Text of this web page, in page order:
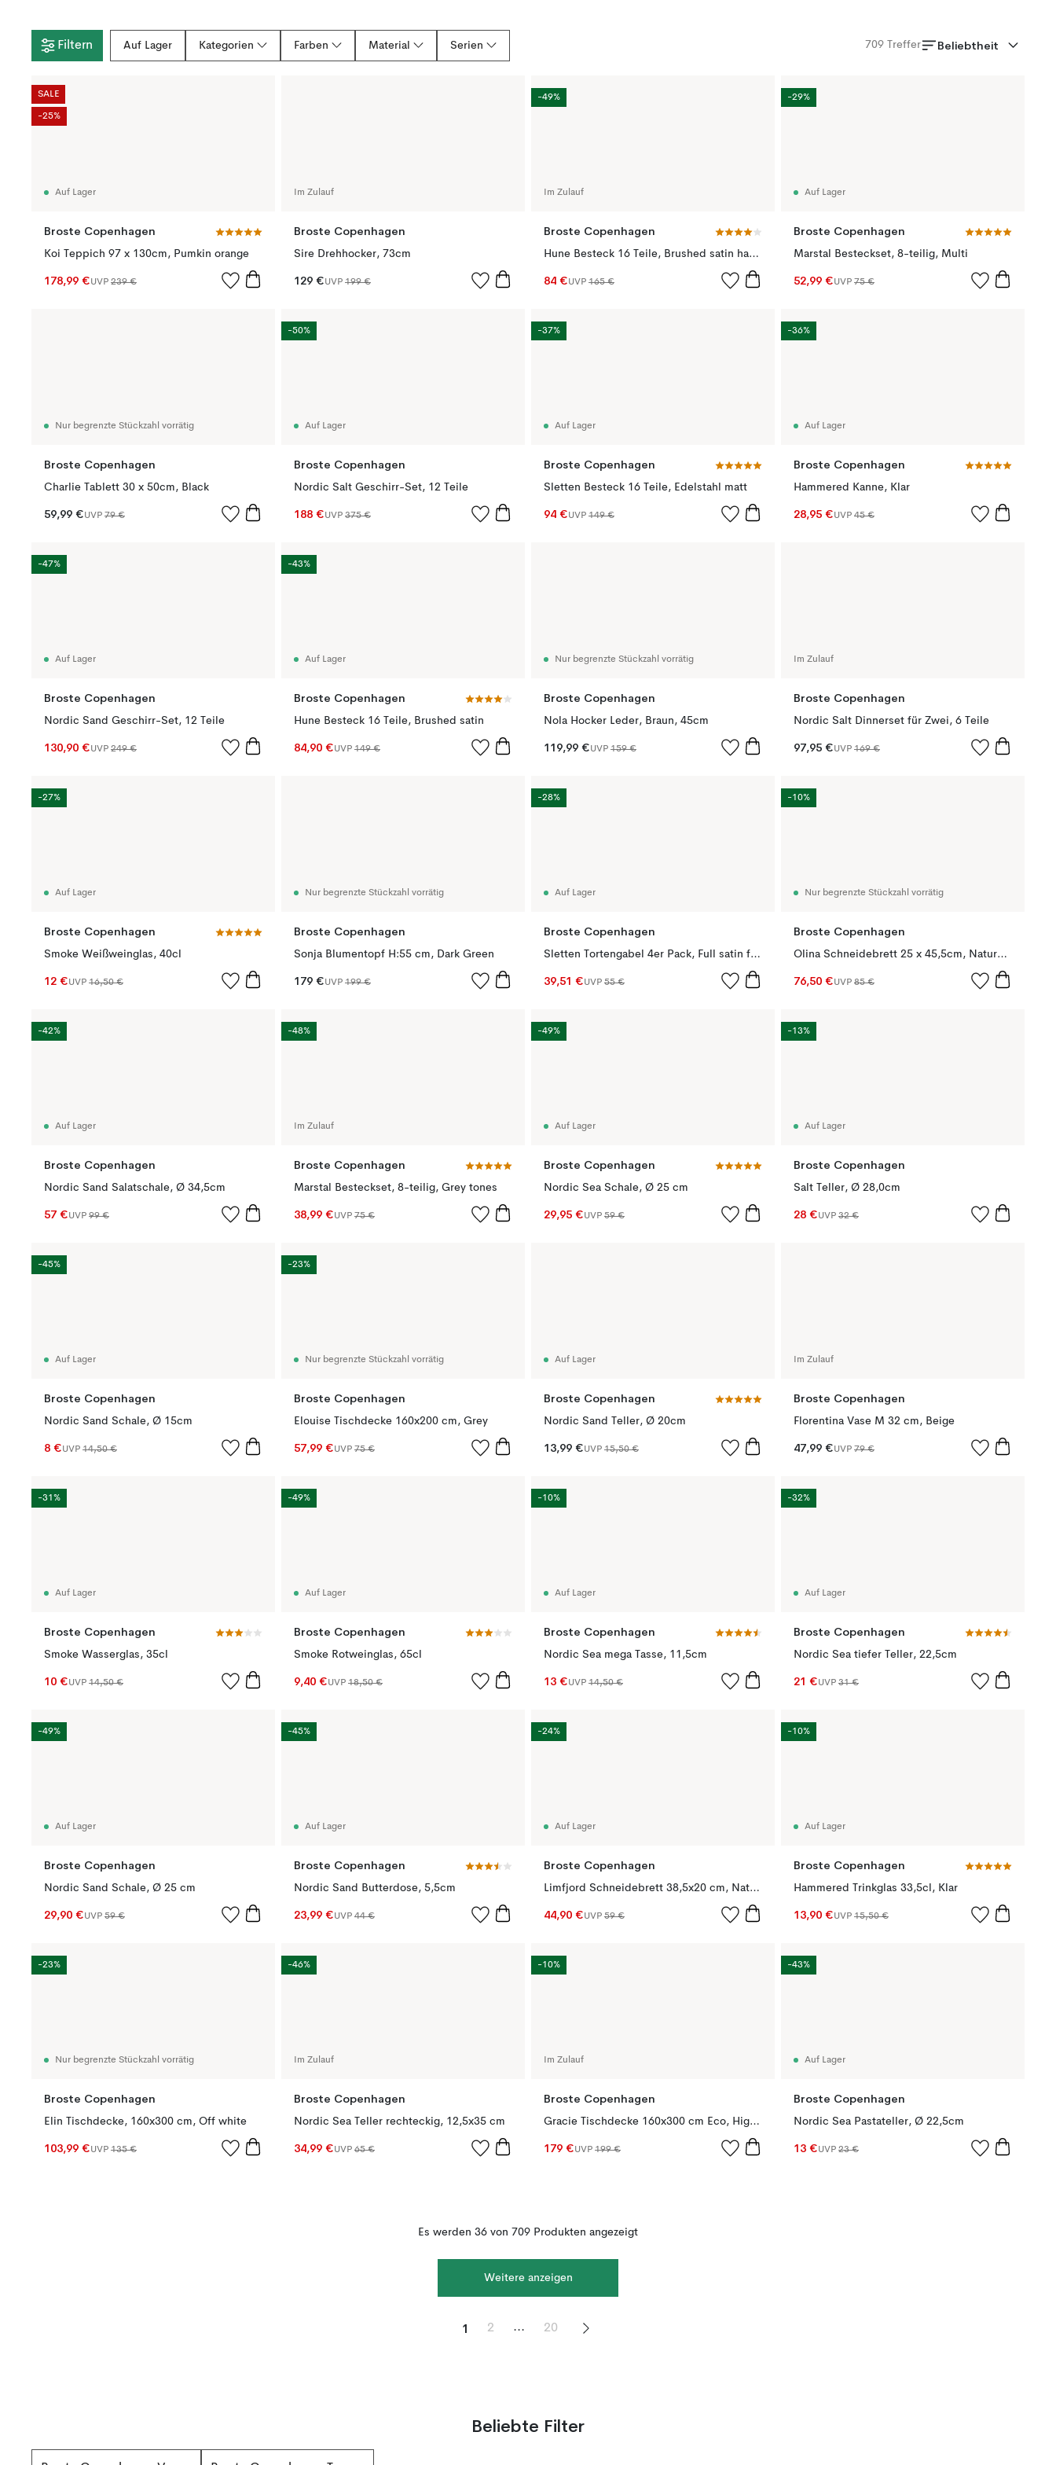
Filtern Auf Lager Kategorien Farben Material Serien 709 Treffer Beliebtheit
Auf Lager
Broste Copenhagen
Koi Teppich 97 x 130cm, Pumkin orange
178,99 €UVP 239 €
SALE
-25%
Im Zulauf
Broste Copenhagen
Sire Drehhocker, 73cm
129 €UVP 199 €
Im Zulauf
Broste Copenhagen
Hune Besteck 16 Teile, Brushed satin hammered
84 €UVP 165 €
-49%
Auf Lager
Broste Copenhagen
Marstal Besteckset, 8-teilig, Multi
52,99 €UVP 75 €
-29%
Nur begrenzte Stückzahl vorrätig
Broste Copenhagen
Charlie Tablett 30 x 50cm, Black
59,99 €UVP 79 €
Auf Lager
Broste Copenhagen
Nordic Salt Geschirr-Set, 12 Teile
188 €UVP 375 €
-50%
Auf Lager
Broste Copenhagen
Sletten Besteck 16 Teile, Edelstahl matt
94 €UVP 149 €
-37%
Auf Lager
Broste Copenhagen
Hammered Kanne, Klar
28,95 €UVP 45 €
-36%
Auf Lager
Broste Copenhagen
Nordic Sand Geschirr-Set, 12 Teile
130,90 €UVP 249 €
-47%
Auf Lager
Broste Copenhagen
Hune Besteck 16 Teile, Brushed satin
84,90 €UVP 149 €
-43%
Nur begrenzte Stückzahl vorrätig
Broste Copenhagen
Nola Hocker Leder, Braun, 45cm
119,99 €UVP 159 €
Im Zulauf
Broste Copenhagen
Nordic Salt Dinnerset für Zwei, 6 Teile
97,95 €UVP 169 €
Auf Lager
Broste Copenhagen
Smoke Weißweinglas, 40cl
12 €UVP 16,50 €
-27%
Nur begrenzte Stückzahl vorrätig
Broste Copenhagen
Sonja Blumentopf H:55 cm, Dark Green
179 €UVP 199 €
Auf Lager
Broste Copenhagen
Sletten Tortengabel 4er Pack, Full satin forged
39,51 €UVP 55 €
-28%
Nur begrenzte Stückzahl vorrätig
Broste Copenhagen
Olina Schneidebrett 25 x 45,5cm, Natural oiled
76,50 €UVP 85 €
-10%
Auf Lager
Broste Copenhagen
Nordic Sand Salatschale, Ø 34,5cm
57 €UVP 99 €
-42%
Im Zulauf
Broste Copenhagen
Marstal Besteckset, 8-teilig, Grey tones
38,99 €UVP 75 €
-48%
Auf Lager
Broste Copenhagen
Nordic Sea Schale, Ø 25 cm
29,95 €UVP 59 €
-49%
Auf Lager
Broste Copenhagen
Salt Teller, Ø 28,0cm
28 €UVP 32 €
-13%
Auf Lager
Broste Copenhagen
Nordic Sand Schale, Ø 15cm
8 €UVP 14,50 €
-45%
Nur begrenzte Stückzahl vorrätig
Broste Copenhagen
Elouise Tischdecke 160x200 cm, Grey
57,99 €UVP 75 €
-23%
Auf Lager
Broste Copenhagen
Nordic Sand Teller, Ø 20cm
13,99 €UVP 15,50 €
Im Zulauf
Broste Copenhagen
Florentina Vase M 32 cm, Beige
47,99 €UVP 79 €
Auf Lager
Broste Copenhagen
Smoke Wasserglas, 35cl
10 €UVP 14,50 €
-31%
Auf Lager
Broste Copenhagen
Smoke Rotweinglas, 65cl
9,40 €UVP 18,50 €
-49%
Auf Lager
Broste Copenhagen
Nordic Sea mega Tasse, 11,5cm
13 €UVP 14,50 €
-10%
Auf Lager
Broste Copenhagen
Nordic Sea tiefer Teller, 22,5cm
21 €UVP 31 €
-32%
Auf Lager
Broste Copenhagen
Nordic Sand Schale, Ø 25 cm
29,90 €UVP 59 €
-49%
Auf Lager
Broste Copenhagen
Nordic Sand Butterdose, 5,5cm
23,99 €UVP 44 €
-45%
Auf Lager
Broste Copenhagen
Limfjord Schneidebrett 38,5x20 cm, Natural
44,90 €UVP 59 €
-24%
Auf Lager
Broste Copenhagen
Hammered Trinkglas 33,5cl, Klar
13,90 €UVP 15,50 €
-10%
Nur begrenzte Stückzahl vorrätig
Broste Copenhagen
Elin Tischdecke, 160x300 cm, Off white
103,99 €UVP 135 €
-23%
Im Zulauf
Broste Copenhagen
Nordic Sea Teller rechteckig, 12,5x35 cm
34,99 €UVP 65 €
-46%
Im Zulauf
Broste Copenhagen
Gracie Tischdecke 160x300 cm Eco, High Rise
179 €UVP 199 €
-10%
Auf Lager
Broste Copenhagen
Nordic Sea Pastateller, Ø 22,5cm
13 €UVP 23 €
-43%
Es werden 36 von 709 Produkten angezeigt
Weitere anzeigen
1 2 ... 20
Beliebte Filter